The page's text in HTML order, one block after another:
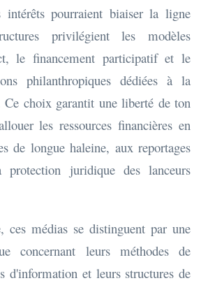
intérêts pourraient biaiser la ligne
privilégient les modèles
le financement participatif et le
philanthropiques dédiées à la
Ce choix garantit une liberté de ton
les ressources financières en
de longue haleine, aux reportages
juridique des lanceurs
ces médias se distinguent par une
concernant leurs méthodes de
d'information et leurs structures de